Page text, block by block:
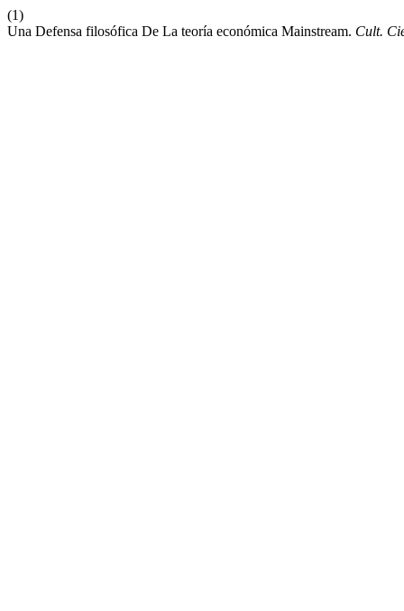
(1)
Una Defensa filosófica De La teoría económica Mainstream. Cult.